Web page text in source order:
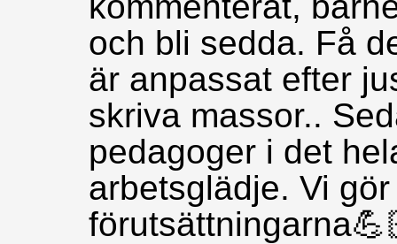
och bli sedda. Få
är anpassat efter
skriva massor..
pedagoger i det
arbetsglädje. Vi